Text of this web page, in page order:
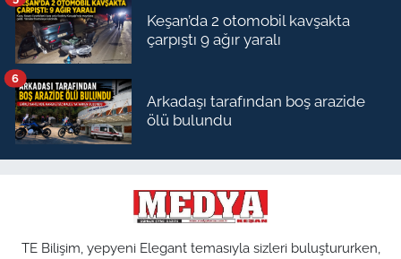
Keşan’da 2 otomobil kavşakta
çarpıştı 9 ağır yaralı
Arkadaşı tarafından boş arazide
ölü bulundu
6
TE Bilişim, yepyeni Elegant temasıyla sizleri buluştururken,